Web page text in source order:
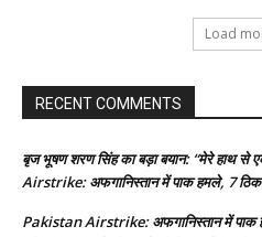
Load
RECENT COMMENTS
बृज भूषण शरण सिंह का बड़ा बयान: “मेरे हाथ से
Airstrike: अफगानिस्तान में पाक हमले, 7
Pakistan Airstrike: अफगानिस्तान में पाक